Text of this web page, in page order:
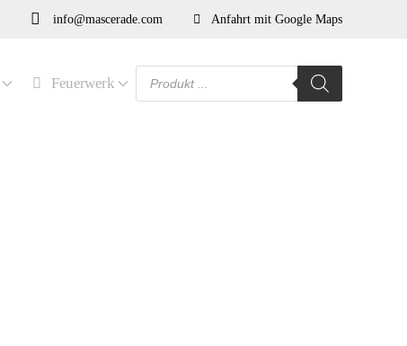
info@mascerade.com Anfahrt mit Google Maps
Feuerwerk
Products
search